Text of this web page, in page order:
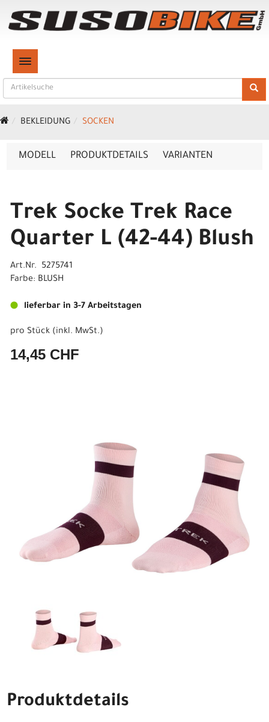
TOGGLE NAVIGATION
BEKLEIDUNG SOCKEN
MODELL PRODUKTDETAILS VARIANTEN
Trek Socke Trek Race
Quarter L (42-44) Blush
Art.Nr. 5275741
Farbe: BLUSH
lieferbar in 3-7 Arbeitstagen
pro Stück (inkl. MwSt.)
14,45 CHF
Produktdetails